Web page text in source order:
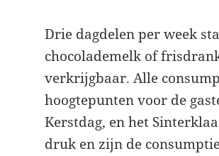
Drie dagdelen per week
chocolademelk of
verkrijgbaar. Alle
hoogtepunten voor de
Kerstdag, en het
druk en zijn de